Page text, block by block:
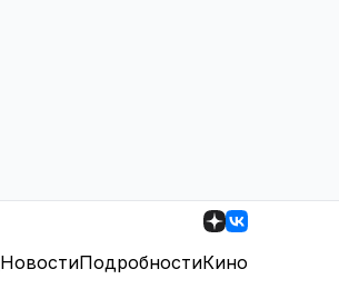
НовостиПодробностиКино